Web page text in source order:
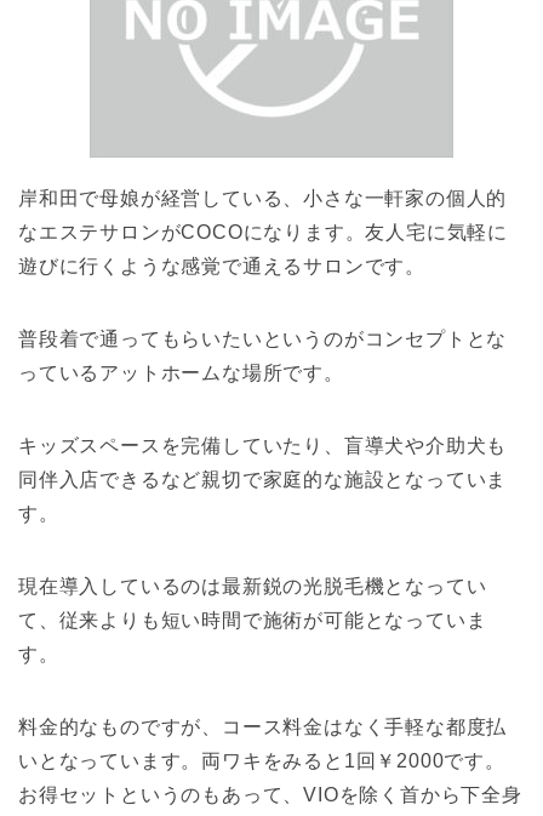
岸和田で母娘が経営している、小さな一軒家の個人的
なエステサロンがCOCOになります。友人宅に気軽に
遊びに行くような感覚で通えるサロンです。
普段着で通ってもらいたいというのがコンセプトとな
っているアットホームな場所です。
キッズスペースを完備していたり、盲導犬や介助犬も
同伴入店できるなど親切で家庭的な施設となっていま
す。
現在導入しているのは最新鋭の光脱毛機となってい
て、従来よりも短い時間で施術が可能となっていま
す。
料金的なものですが、コース料金はなく手軽な都度払
いとなっています。両ワキをみると1回￥2000です。
お得セットというのもあって、VIOを除く首から下全身